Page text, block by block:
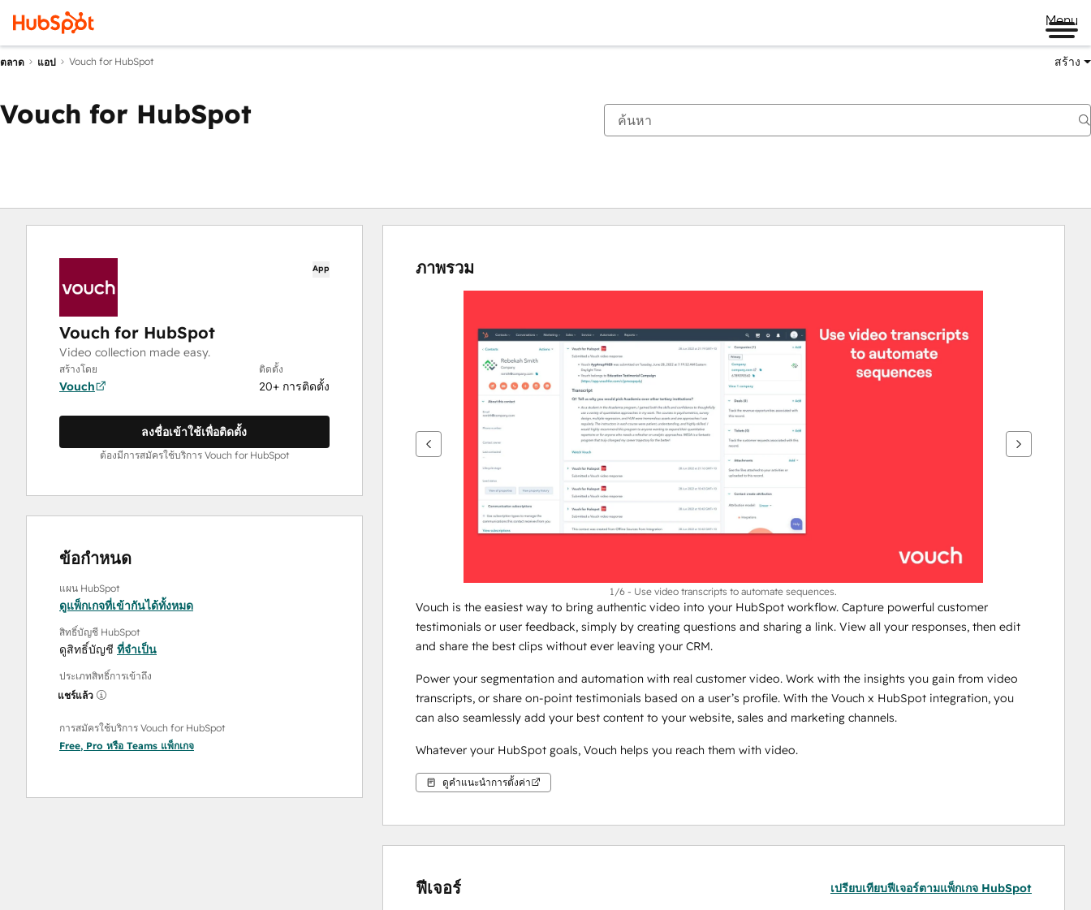
Menu
ตลาด แอป Vouch for HubSpot สร้าง
Vouch for HubSpot
App
Vouch for HubSpot
Video collection made easy.
สร้างโดย
Vouch
ติดตั้ง
20+ การติดตั้ง
ลงชื่อเข้าใช้เพื่อติดตั้ง
ต้องมีการสมัครใช้บริการ Vouch for HubSpot
ข้อกำหนด
แผน HubSpot
ดูแพ็กเกจที่เข้ากันได้ทั้งหมด
สิทธิ์บัญชี HubSpot
ดูสิทธิ์บัญชี ที่จำเป็น
ประเภทสิทธิ์การเข้าถึง
แชร์แล้ว
การสมัครใช้บริการ Vouch for HubSpot
Free, Pro หรือ Teams แพ็กเกจ
ภาพรวม
กา
รอื่นๆ
1/6 - Use video transcripts to automate sequences.
Vouch is the easiest way to bring authentic video into your HubSpot workflow. Capture powerful customer
testimonials or user feedback, simply by creating questions and sharing a link. View all your responses, then edit
and share the best clips without ever leaving your CRM.
Power your segmentation and automation with real customer video. Work with the insights you gain from video
transcripts, or share on-point testimonials based on a user’s profile. With the Vouch x HubSpot integration, you
can also seamlessly add your best content to your website, sales and marketing channels.
Whatever your HubSpot goals, Vouch helps you reach them with video.
ดูคำแนะนำการตั้งค่า
ฟีเจอร์ เปรียบเทียบฟีเจอร์ตามแพ็กเกจ HubSpot